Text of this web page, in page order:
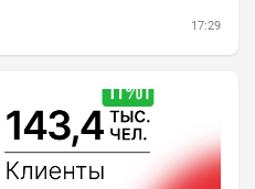
17:29